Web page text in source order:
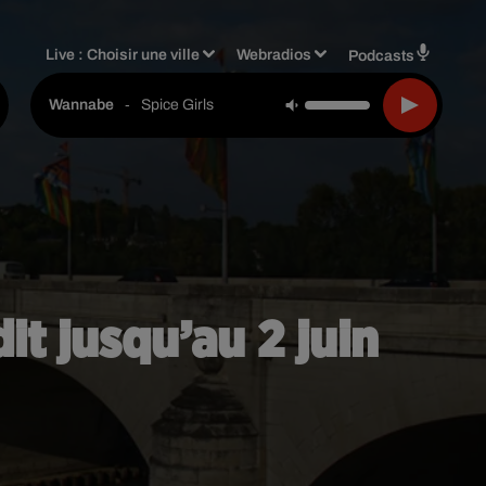
Live :Choisir une ville Webradios Podcasts
Wannabe - Spice Girls
jusqu’au 2 juin